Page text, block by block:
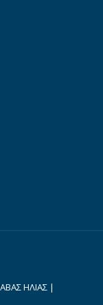
ΗΛΙΑΣ |